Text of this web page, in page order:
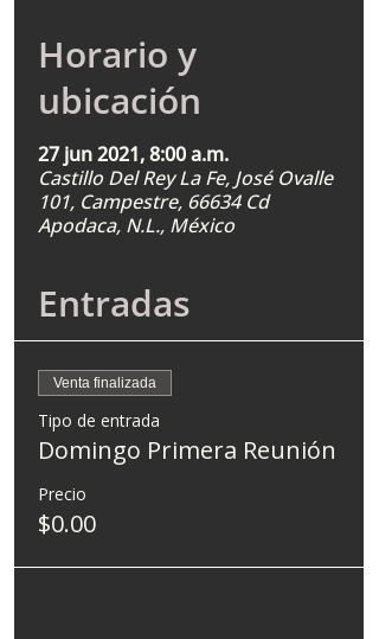
Horario y
ubicación
27 jun 2021, 8:00 a.m.
Castillo Del Rey La Fe, José Ovalle
101, Campestre, 66634 Cd
Apodaca, N.L., México
Entradas
Venta finalizada
Tipo de entrada
Domingo Primera Reunión
Precio
$0.00